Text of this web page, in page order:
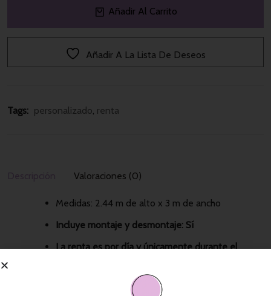
Añadir Al Carrito
Añadir A La Lista De Deseos
Tags: personalizado renta
Valoraciones (0)
Medidas: 2.44 m de alto x 3 m de ancho
Incluye montaje y desmontaje: Sí
La renta es por día y únicamente durante el